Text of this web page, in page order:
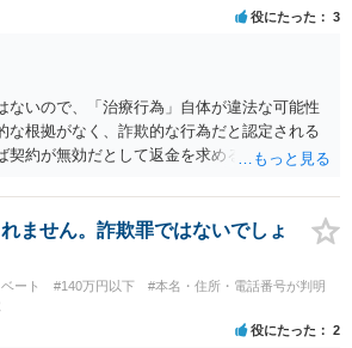
役にたった 3
ないので、「治療行為」自体が違法な可能性
な根拠がなく、詐欺的な行為だと認定される
契約が無効だとして返金を求める可能性があ
ないことを理由に、回収が出来ずに案件が終
で、お手元にある相手方を特定するための証
等を含めて弁護士に相談されるのをお勧めし
ません。詐欺罪ではないでしょ
ート #140万円以下
#本名・住所・電話番号が判明
役にたった 2